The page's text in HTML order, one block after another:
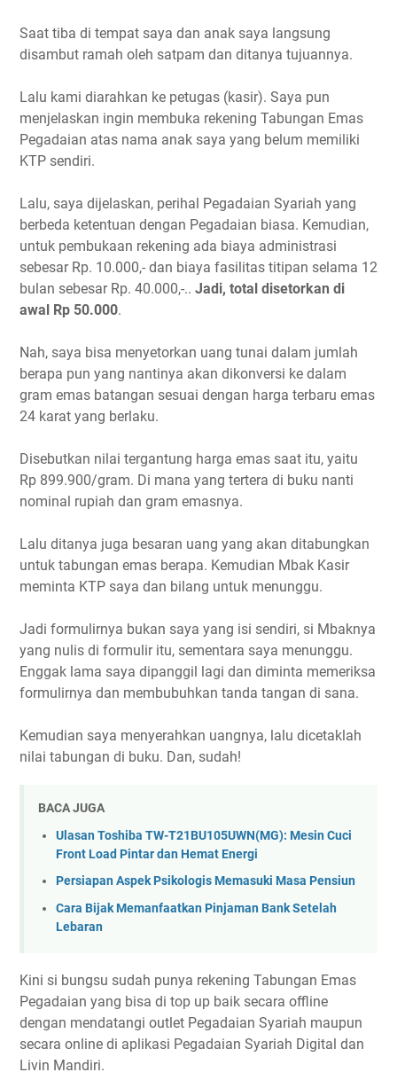
Saat tiba di tempat saya dan anak saya langsung
disambut ramah oleh satpam dan ditanya tujuannya.
Lalu kami diarahkan ke petugas (kasir). Saya pun
menjelaskan ingin membuka rekening Tabungan Emas
Pegadaian atas nama anak saya yang belum memiliki
KTP sendiri.
Lalu, saya dijelaskan, perihal Pegadaian Syariah yang
berbeda ketentuan dengan Pegadaian biasa. Kemudian,
untuk pembukaan rekening ada biaya administrasi
sebesar Rp. 10.000,- dan biaya fasilitas titipan selama 12
bulan sebesar Rp. 40.000,-.. Jadi, total disetorkan di
awal Rp 50.000.
Nah, saya bisa menyetorkan uang tunai dalam jumlah
berapa pun yang nantinya akan dikonversi ke dalam
gram emas batangan sesuai dengan harga terbaru emas
24 karat yang berlaku.
Disebutkan nilai tergantung harga emas saat itu, yaitu
Rp 899.900/gram. Di mana yang tertera di buku nanti
nominal rupiah dan gram emasnya.
Lalu ditanya juga besaran uang yang akan ditabungkan
untuk tabungan emas berapa. Kemudian Mbak Kasir
meminta KTP saya dan bilang untuk menunggu.
Jadi formulirnya bukan saya yang isi sendiri, si Mbaknya
yang nulis di formulir itu, sementara saya menunggu.
Enggak lama saya dipanggil lagi dan diminta memeriksa
formulirnya dan membubuhkan tanda tangan di sana.
Kemudian saya menyerahkan uangnya, lalu dicetaklah
nilai tabungan di buku. Dan, sudah!
BACA JUGA
Ulasan Toshiba TW-T21BU105UWN(MG): Mesin Cuci
Front Load Pintar dan Hemat Energi
Persiapan Aspek Psikologis Memasuki Masa Pensiun
Cara Bijak Memanfaatkan Pinjaman Bank Setelah
Lebaran
Kini si bungsu sudah punya rekening Tabungan Emas
Pegadaian yang bisa di top up baik secara offline
dengan mendatangi outlet Pegadaian Syariah maupun
secara online di aplikasi Pegadaian Syariah Digital dan
Livin Mandiri.